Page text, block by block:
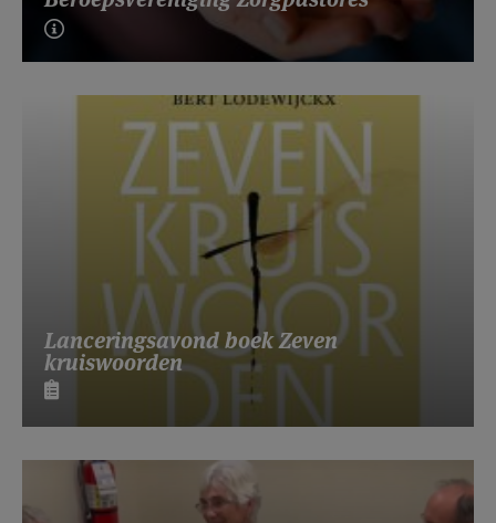
Lanceringsavond boek Zeven
kruiswoorden